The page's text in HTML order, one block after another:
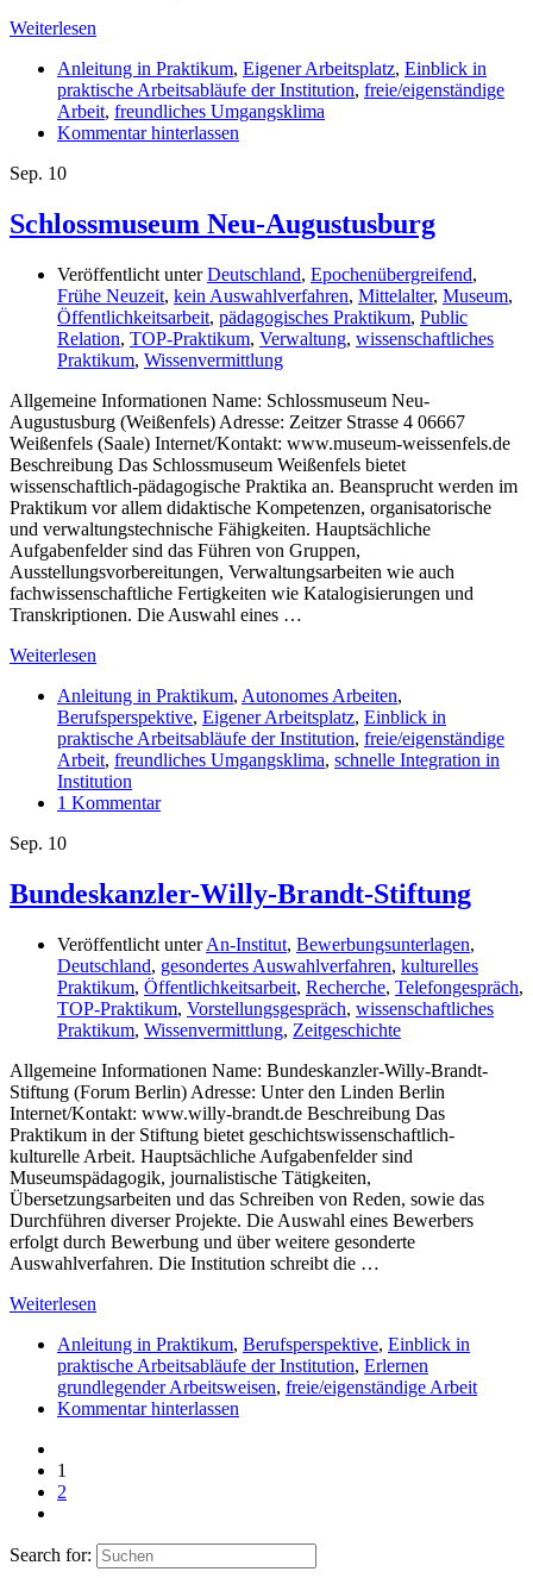
Weiterlesen
Anleitung in Praktikum, Eigener Arbeitsplatz, Einblick in
praktische Arbeitsabläufe der Institution, freie/eigenständige
Arbeit, freundliches Umgangsklima
Kommentar hinterlassen
Sep. 10
Schlossmuseum Neu-Augustusburg
Veröffentlicht unterDeutschland, Epochenübergreifend,
Frühe Neuzeit, kein Auswahlverfahren, Mittelalter, Museum,
Öffentlichkeitsarbeit, pädagogisches Praktikum, Public
Relation, TOP-Praktikum, Verwaltung, wissenschaftliches
Praktikum, Wissenvermittlung
Allgemeine Informationen Name: Schlossmuseum Neu-
Augustusburg (Weißenfels) Adresse: Zeitzer Strasse 4 06667
Weißenfels (Saale) Internet/Kontakt: www.museum-weissenfels.de
Beschreibung Das Schlossmuseum Weißenfels bietet
wissenschaftlich-pädagogische Praktika an. Beansprucht werden im
Praktikum vor allem didaktische Kompetenzen, organisatorische
und verwaltungstechnische Fähigkeiten. Hauptsächliche
Aufgabenfelder sind das Führen von Gruppen,
Ausstellungsvorbereitungen, Verwaltungsarbeiten wie auch
fachwissenschaftliche Fertigkeiten wie Katalogisierungen und
Transkriptionen. Die Auswahl eines …
Weiterlesen
Anleitung in Praktikum, Autonomes Arbeiten,
Berufsperspektive, Eigener Arbeitsplatz, Einblick in
praktische Arbeitsabläufe der Institution, freie/eigenständige
Arbeit, freundliches Umgangsklima, schnelle Integration in
Institution
1 Kommentar
Sep. 10
Bundeskanzler-Willy-Brandt-Stiftung
Veröffentlicht unterAn-Institut, Bewerbungsunterlagen,
Deutschland, gesondertes Auswahlverfahren, kulturelles
Praktikum, Öffentlichkeitsarbeit, Recherche, Telefongespräch,
TOP-Praktikum, Vorstellungsgespräch, wissenschaftliches
Praktikum, Wissenvermittlung, Zeitgeschichte
Allgemeine Informationen Name: Bundeskanzler-Willy-Brandt-
Stiftung (Forum Berlin) Adresse: Unter den Linden Berlin
Internet/Kontakt: www.willy-brandt.de Beschreibung Das
Praktikum in der Stiftung bietet geschichtswissenschaftlich-
kulturelle Arbeit. Hauptsächliche Aufgabenfelder sind
Museumspädagogik, journalistische Tätigkeiten,
Übersetzungsarbeiten und das Schreiben von Reden, sowie das
Durchführen diverser Projekte. Die Auswahl eines Bewerbers
erfolgt durch Bewerbung und über weitere gesonderte
Auswahlverfahren. Die Institution schreibt die …
Weiterlesen
Anleitung in Praktikum, Berufsperspektive, Einblick in
praktische Arbeitsabläufe der Institution, Erlernen
grundlegender Arbeitsweisen, freie/eigenständige Arbeit
Kommentar hinterlassen
1
2
Search for: